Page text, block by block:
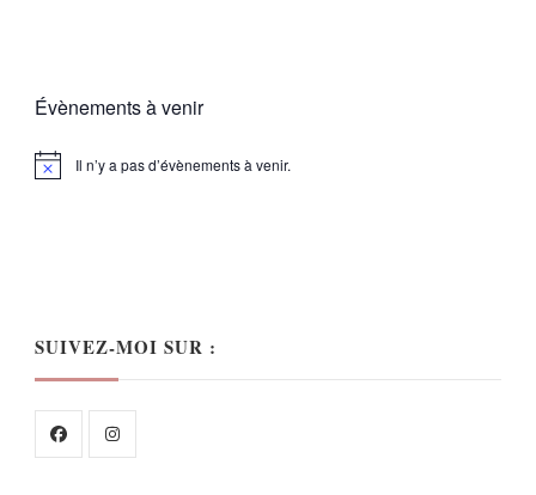
Évènements à venir
Notice Il n’y a pas d’évènements à venir.
SUIVEZ-MOI SUR :